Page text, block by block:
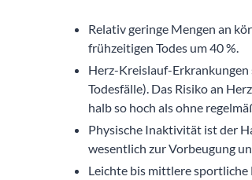
Relativ geringe Mengen an
frühzeitigen Todes um 40 %.
Herz-Kreislauf-Erkrankungen
Todesfälle). Das Risiko an
halb so hoch als ohne
Physische Inaktivität ist der
wesentlich zur Vorbeugung
Leichte bis mittlere